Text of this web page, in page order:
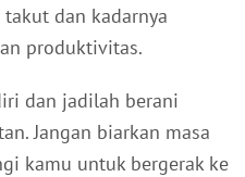
dan kadarnya
produktivitas.
dan jadilah berani
Jangan biarkan masa
kamu untuk bergerak ke